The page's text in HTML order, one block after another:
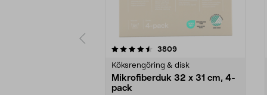
3809recensioner
Köksrengöring & disk
Mikrofiberduk 32 x 31 cm, 4-
pack
4.0av 5 stjärnor